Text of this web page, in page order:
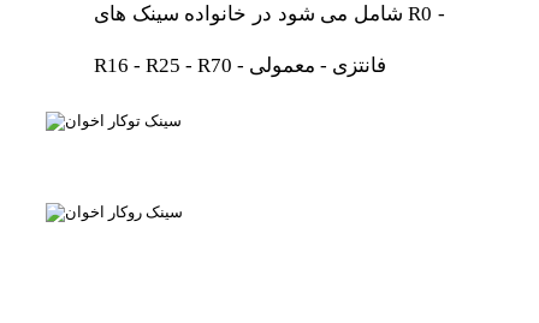
شامل می شود در خانواده سینک های R0 -
R16 - R25 - R70 - فانتزی - معمولی